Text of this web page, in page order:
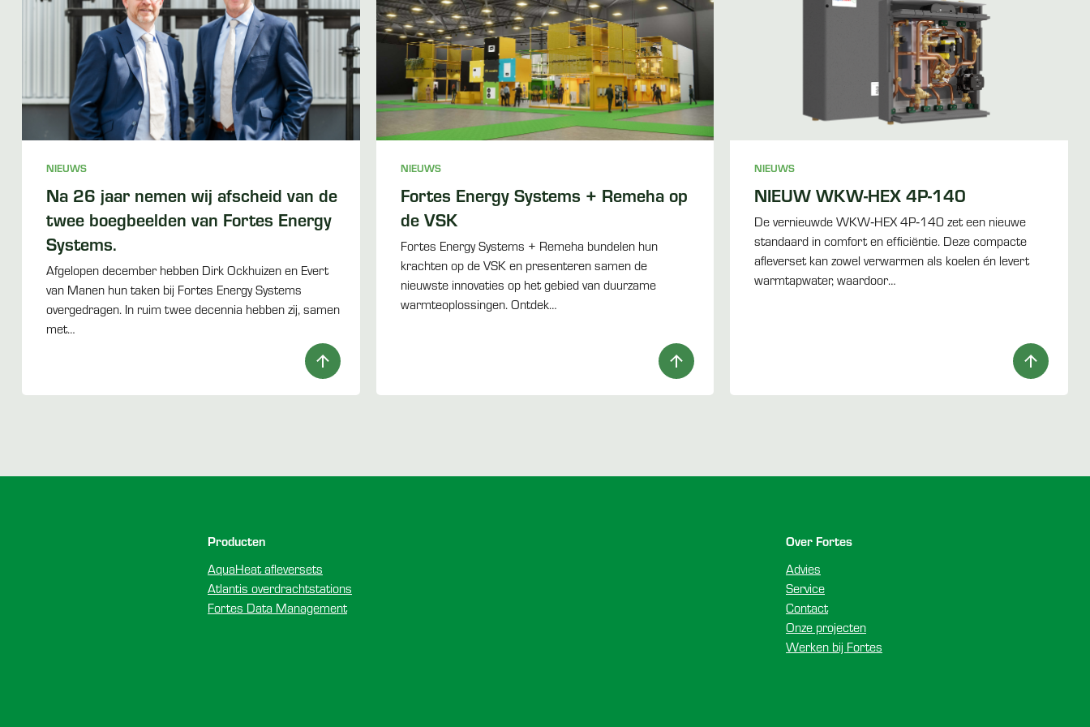
NIEUWS
Na 26 jaar nemen wij afscheid van de
twee boegbeelden van Fortes Energy
Systems.
Afgelopen december hebben Dirk Ockhuizen en Evert
van Manen hun taken bij Fortes Energy Systems
overgedragen. In ruim twee decennia hebben zij, samen
met…
NIEUWS
Fortes Energy Systems + Remeha op
de VSK
Fortes Energy Systems + Remeha bundelen hun
krachten op de VSK en presenteren samen de
nieuwste innovaties op het gebied van duurzame
warmteoplossingen. Ontdek…
NIEUWS
NIEUW WKW-HEX 4P-140
De vernieuwde WKW‑HEX 4P‑140 zet een nieuwe
standaard in comfort en efficiëntie. Deze compacte
afleverset kan zowel verwarmen als koelen én levert
warmtapwater, waardoor…
Producten
AquaHeat afleversets
Atlantis overdrachtstations
Fortes Data Management
Over Fortes
Advies
Service
Contact
Onze projecten
Werken bij Fortes